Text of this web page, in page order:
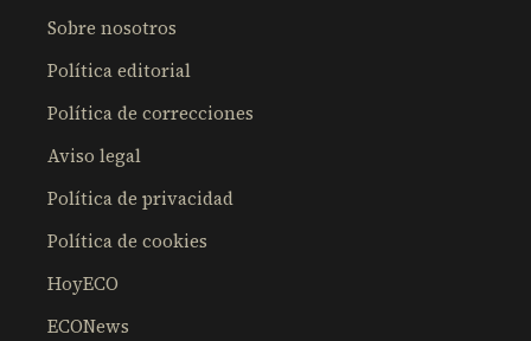
Sobre nosotros
Política editorial
Política de correcciones
Aviso legal
Política de privacidad
Política de cookies
HoyECO
ECONews